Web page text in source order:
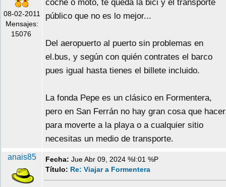
08-02-2011
Mensajes:
15076
coche o moto, te queda la bici y el transporte
público que no es lo mejor...
Del aeropuerto al puerto sin problemas en
el.bus, y según con quién contrates el barco
pues igual hasta tienes el billete incluido.
La fonda Pepe es un clásico en Formentera,
pero en San Ferrán no hay gran cosa que
para moverte a la playa o a cualquier sitio
necesitas un medio de transporte.
anais85 Fecha: Jue Abr 09, 2024 %I:01 %P
Título: Re: Viajar a Formentera